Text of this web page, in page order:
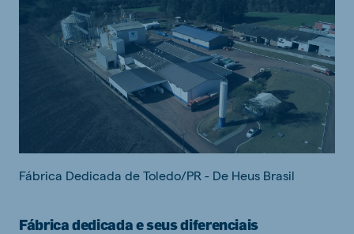
Fábrica Dedicada de Toledo/PR - De Heus Brasil
Fábrica dedicada e seus diferenciais